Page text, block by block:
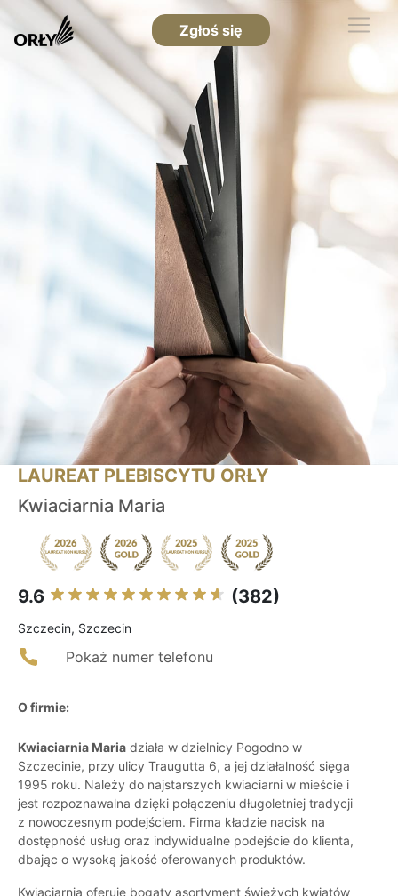
Zgłoś się
LAUREAT PLEBISCYTU ORŁY
Kwiaciarnia Maria
9.6 (382)
Szczecin, Szczecin
Pokaż numer telefonu
O firmie:
Kwiaciarnia Maria działa w dzielnicy Pogodno w
Szczecinie, przy ulicy Traugutta 6, a jej działalność sięga
1995 roku. Należy do najstarszych kwiaciarni w mieście i
jest rozpoznawalna dzięki połączeniu długoletniej tradycji
z nowoczesnym podejściem. Firma kładzie nacisk na
dostępność usług oraz indywidualne podejście do klienta,
dbając o wysoką jakość oferowanych produktów.
Kwiaciarnia oferuje bogaty asortyment świeżych kwiatów